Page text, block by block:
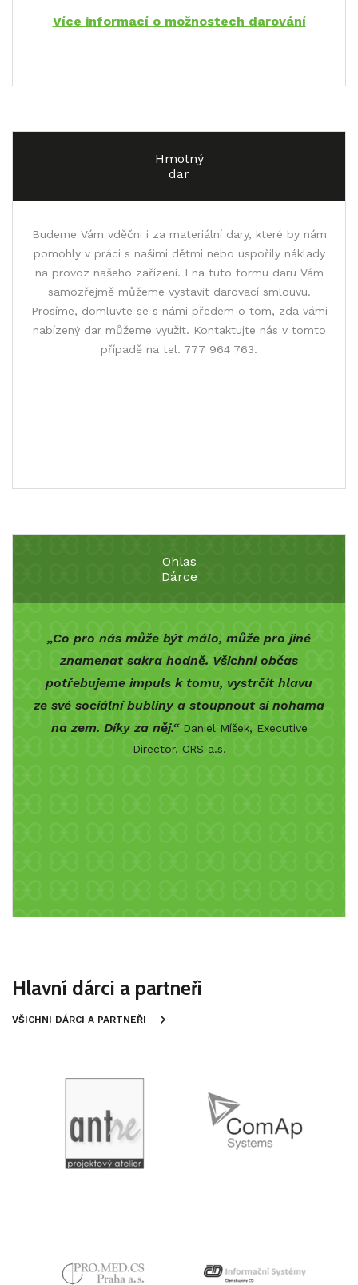
Více informací o možnostech darování
Hmotný
dar
Budeme Vám vděčni i za materiální dary, které by nám
pomohly v práci s našimi dětmi nebo uspořily náklady
na provoz našeho zařízení. I na tuto formu daru Vám
samozřejmě můžeme vystavit darovací smlouvu.
Prosíme, domluvte se s námi předem o tom, zda vámi
nabízený dar můžeme využít. Kontaktujte nás v tomto
případě na tel. 777 964 763.
Ohlas
Dárce
„Co pro nás může být málo, může pro jiné
znamenat sakra hodně. Všichni občas
potřebujeme impuls k tomu, vystrčit hlavu
ze své sociální bubliny a stoupnout si nohama
na zem. Díky za něj.“Daniel Míšek, Executive
Director, CRS a.s.
Hlavní dárci a partneři
VŠICHNI DÁRCI A PARTNEŘI